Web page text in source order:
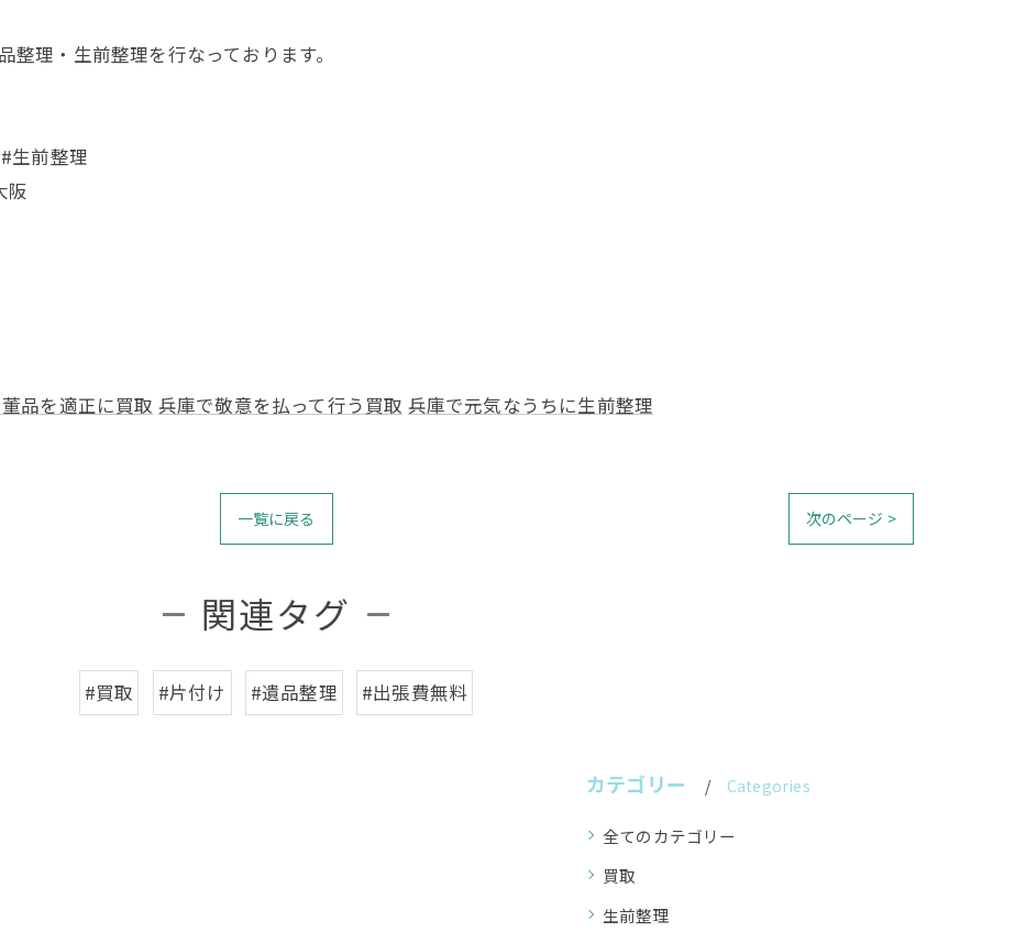
理・生前整理を行なっております。
生前整理
阪
品を適正に買取 兵庫で敬意を払って行う買取 兵庫で元気なうちに生前整理
一覧に戻る 次のページ >
関連タグ
#買取 #片付け #遺品整理 #出張費無料
カテゴリー Categories
全てのカテゴリー
買取
生前整理